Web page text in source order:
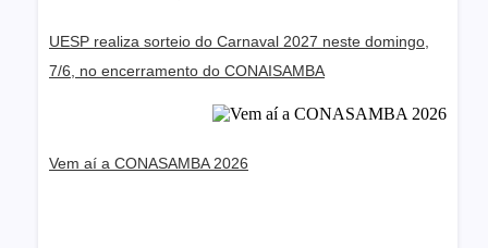
UESP realiza sorteio do Carnaval 2027 neste domingo,
7/6, no encerramento do CONAISAMBA
Vem aí a CONASAMBA 2026